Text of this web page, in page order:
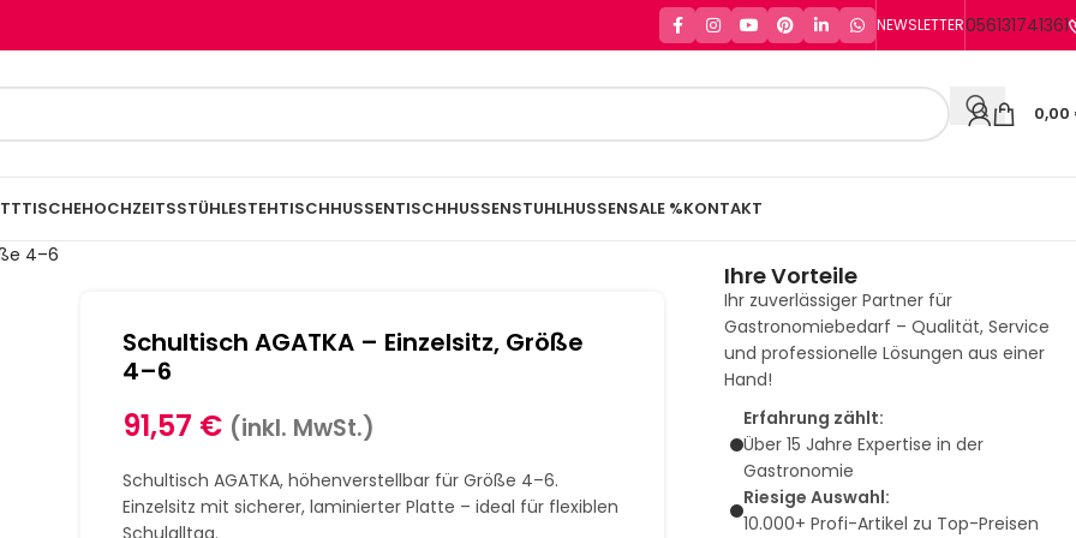
NEWSLETTER056131741361
0,00
HOCHZEITSSTÜHLESTEHTISCHHUSSENTISCHHUSSENSTUHLHUSSENSALE %KONTAKT
4–6
Schultisch AGATKA – Einzelsitz, Größe
4–6
91,57 € (inkl. MwSt.)
Schultisch AGATKA, höhenverstellbar für Größe 4–6.
Einzelsitz mit sicherer, laminierter Platte – ideal für flexiblen
Schulalltag.
Ihre Vorteile
Ihr zuverlässiger Partner für
Gastronomiebedarf – Qualität, Service
und professionelle Lösungen aus einer
Hand!
Erfahrung zählt:
Über 15 Jahre Expertise in der
Gastronomie
Riesige Auswahl:
10.000+ Profi-Artikel zu Top-Preisen